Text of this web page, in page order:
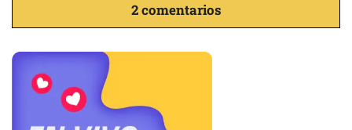
2 comentarios